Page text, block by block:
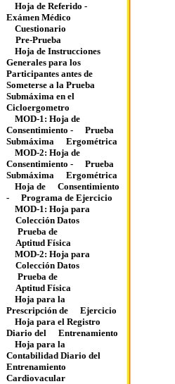
Hoja de Referido -
Exámen Médico
Cuestionario
Pre-Prueba
Hoja de Instrucciones
Generales para los
Participantes antes de
Someterse a la Prueba
Submáxima en el
Cicloergometro
MOD-1: Hoja de
Consentimiento -
Prueba
Submáxima
Ergométrica
MOD-2: Hoja de
Consentimiento -
Prueba
Submáxima
Ergométrica
Hoja de
Consentimiento
-
Programa de Ejercicio
MOD-1: Hoja para
Colección Datos
Prueba de
Aptitud Física
MOD-2: Hoja para
Colección Datos
Prueba de
Aptitud Física
Hoja para la
Prescripción de
Ejercicio
Hoja para el Registro
Diario del
Entrenamiento
Hoja para la
Contabilidad Diario del
Entrenamiento
Cardiovacular